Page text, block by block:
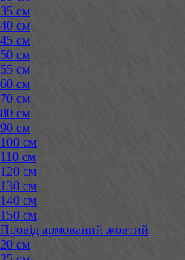
35 см
40 см
45 см
50 см
55 см
60 см
70 см
80 см
90 см
100 см
110 см
120 см
130 см
140 см
150 см
Провід армований жовтий
20 см